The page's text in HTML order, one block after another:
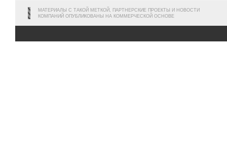
МАТЕРИАЛЫ С ТАКОЙ МЕТКОЙ, ПАРТНЕРСКИЕ ПРОЕКТЫ И НОВОСТИ
КОМПАНИЙ ОПУБЛИКОВАНЫ НА КОММЕРЧЕСКОЙ ОСНОВЕ